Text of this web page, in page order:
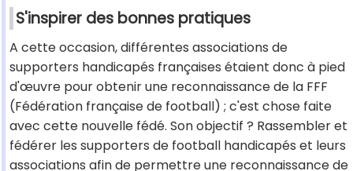
S'inspirer des bonnes pratiques
A cette occasion, différentes associations de
supporters handicapés françaises étaient donc à pied
d'œuvre pour obtenir une reconnaissance de la FFF
(Fédération française de football) ; c'est chose faite
avec cette nouvelle fédé. Son objectif ? Rassembler et
fédérer les supporters de football handicapés et leurs
associations afin de permettre une reconnaissance de